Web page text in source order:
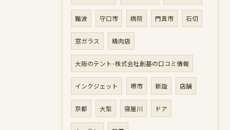
難波 守口市 病院 門真市 石切
窓ガラス 精肉店
大阪のテント･株式会社創基の口コミ情報
インクジェット 堺市 新設 店舗
京都 大型 寝屋川 ドア